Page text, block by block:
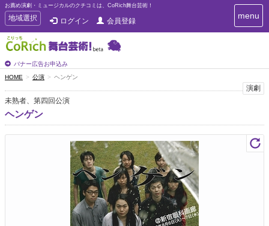
お薦め演劇・ミュージカルのクチコミは、CoRich舞台芸術！
T
o
g
g
e
n
a
v
地域選択 ログイン 会員登録
バナー広告お申込み
T
o
i
g
menu
HOME 公演 ヘンゲン
演劇
未熟者、第四回公演
ヘンゲン